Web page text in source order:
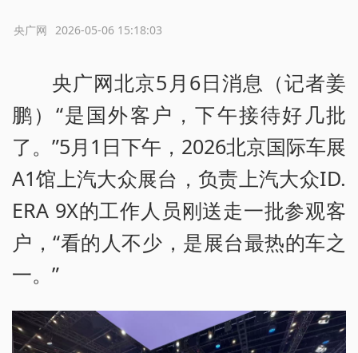
2026-05-06 15:18:03
央广网
央广网北京5月6日消息（记者姜
鹏）“是国外客户，下午接待好几批
了。”5月1日下午，2026北京国际车展
A1馆上汽大众展台，负责上汽大众ID.
ERA 9X的工作人员刚送走一批参观客
户，“看的人不少，是展台最热的车之
一。”